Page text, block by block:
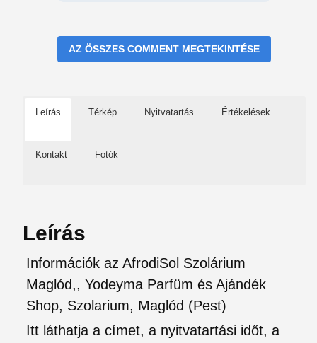
AZ ÖSSZES COMMENT MEGTEKINTÉSE
Leírás Térkép Nyitvatartás Értékelések
Kontakt Fotók
Leírás
Információk az AfrodiSol Szolárium
Maglód,, Yodeyma Parfüm és Ajándék
Shop, Szolarium, Maglód (Pest)
Itt láthatja a címet, a nyitvatartási időt, a